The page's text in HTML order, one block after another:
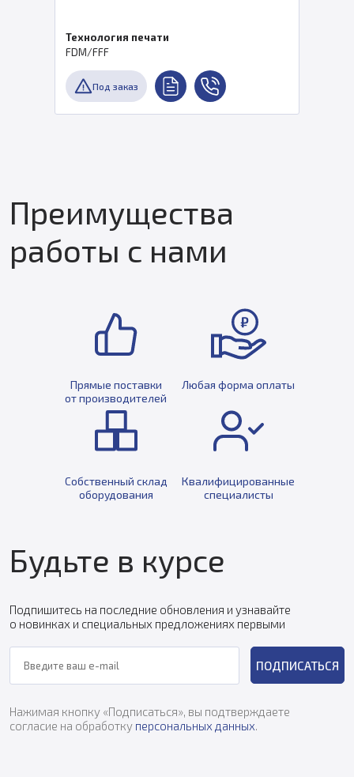
Технология печати
FDM/FFF
Под заказ
Преимущества
работы с нами
Прямые поставки
от производителей
Любая форма оплаты
Собственный склад
оборудования
Квалифицированные
специалисты
Будьте в курсе
Подпишитесь на последние обновления и узнавайте
о новинках и специальных предложениях первыми
ПОДПИСАТЬСЯ
Нажимая кнопку «Подписаться», вы подтверждаете
согласие на обработку персональных данных.